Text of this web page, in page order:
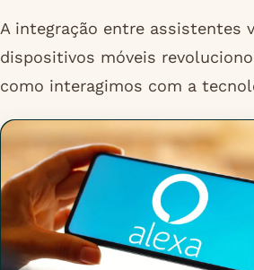
A integração entre assistentes
dispositivos móveis
como interagimos com a